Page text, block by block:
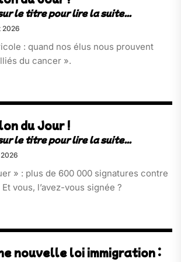
2026
: quand nos élus nous prouvent
du cancer ».
du Jour !
» : plus de 600 000 signatures contre
vous, l’avez-vous signée ?
nouvelle loi immigration :